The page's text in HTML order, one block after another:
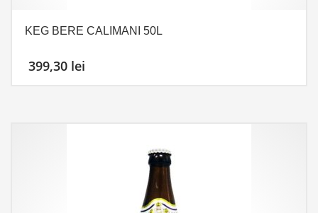
KEG BERE CALIMANI 50L
399,30 lei